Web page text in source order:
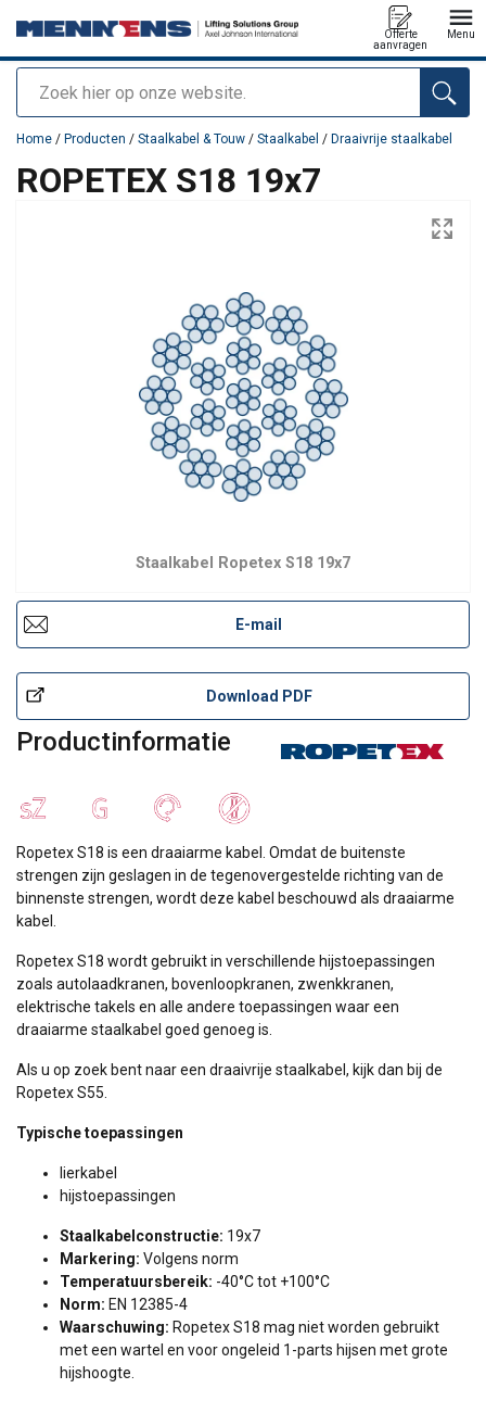
Zoeken
Offerte
aanvragen
Menu
toegevoegd aan uw offerte
Home / Producten / Staalkabel & Touw / Staalkabel / Draaivrije staalkabel
ROPETEX S18 19x7
Staalkabel Ropetex S18 19x7
E-mail
Download PDF
Productinformatie
Ropetex S18 is een draaiarme kabel. Omdat de buitenste
strengen zijn geslagen in de tegenovergestelde richting van de
binnenste strengen, wordt deze kabel beschouwd als draaiarme
kabel.
Ropetex S18 wordt gebruikt in verschillende hijstoepassingen
zoals autolaadkranen, bovenloopkranen, zwenkkranen,
elektrische takels en alle andere toepassingen waar een
draaiarme staalkabel goed genoeg is.
Als u op zoek bent naar een draaivrije staalkabel, kijk dan bij de
Ropetex S55.
Typische toepassingen
lierkabel
hijstoepassingen
Staalkabelconstructie: 19x7
Markering: Volgens norm
Temperatuursbereik: -40°C tot +100°C
Norm: EN 12385-4
Waarschuwing: Ropetex S18 mag niet worden gebruikt
met een wartel en voor ongeleid 1-parts hijsen met grote
hijshoogte.